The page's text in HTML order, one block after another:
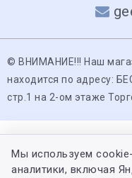
© ВНИМАНИЕ!!! Наш
находится по адресу:
стр.1 на 2-ом этаже
Мы используем
аналитики, включая